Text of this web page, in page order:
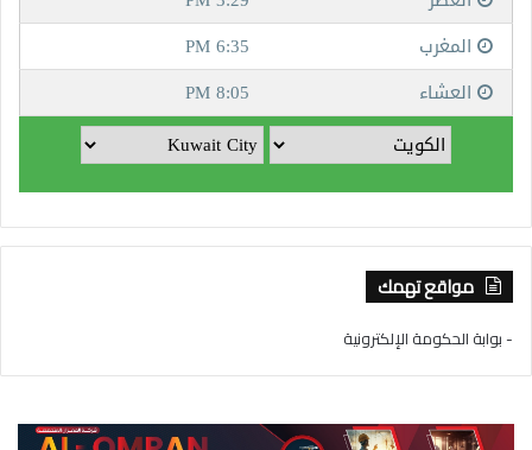
مواقع تهمك
- بوابة الحكومة الإلكترونية